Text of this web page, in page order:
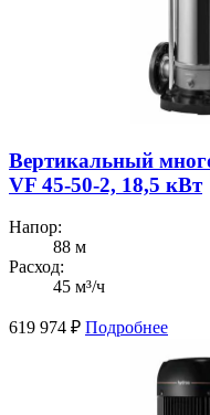
Вертикальный
VF 45-50-2, 18,5 кВт
Напор:
88 м
Расход:
45 м³/ч
619 974 ₽ Подробнее